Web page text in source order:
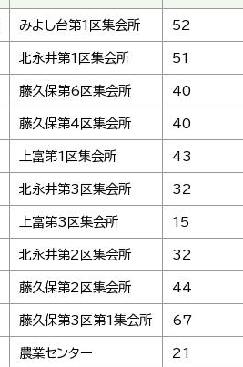
みよし台第1区集会所 52
北永井第1区集会所 51
藤久保第6区集会所 40
藤久保第4区集会所 40
上富第1区集会所 43
北永井第3区集会所 32
上富第3区集会所 15
北永井第2区集会所 32
藤久保第2区集会所 44
藤久保第3区第1集会所 67
農業センター 21